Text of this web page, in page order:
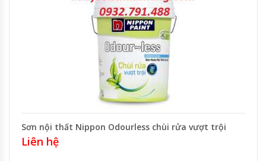
Sơn nội thất Nippon Odourless chùi rửa vượt trội
Liên hệ